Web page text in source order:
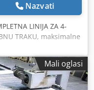
Nazvati
LINIJA ZA 4-
TRAKU, maksimalne
sustavom
strojeva:
za utovar)
Rotirajući uređaj
TDR31/25/12
Mali oglasi